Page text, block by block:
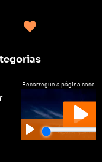
Recarregue a página caso